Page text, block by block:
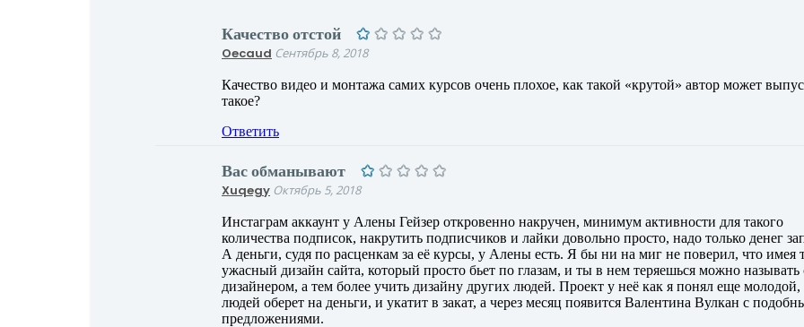
Качество отстой
Oecaud Сентябрь 8, 2018
Качество видео и монтажа самих курсов очень плохое, как такой «крутой» автор может
такое?
Ответить
Вас обманывают
Xuqegy Октябрь 5, 2018
Инстаграм аккаунт у Алены Гейзер откровенно накручен, минимум активности для такого
количества подписок, накрутить подписчиков и лайки довольно просто, надо только денег
А деньги, судя по расценкам за её курсы, у Алены есть. Я бы ни на миг не поверил, что имея
ужасный дизайн сайта, который просто бьет по глазам, и ты в нем теряешься можно называть
дизайнером, а тем более учить дизайну других людей. Проект у неё как я понял еще молодой,
людей оберет на деньги, и укатит в закат, а через месяц появится Валентина Вулкан с
предложениями.